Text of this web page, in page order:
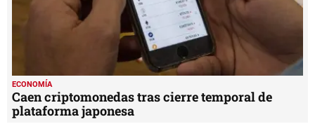
ECONOMÍA
Caen criptomonedas tras cierre temporal de
plataforma japonesa